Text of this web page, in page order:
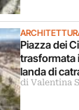
Piazza dei
trasformata
landa di
architettura
di Valentina